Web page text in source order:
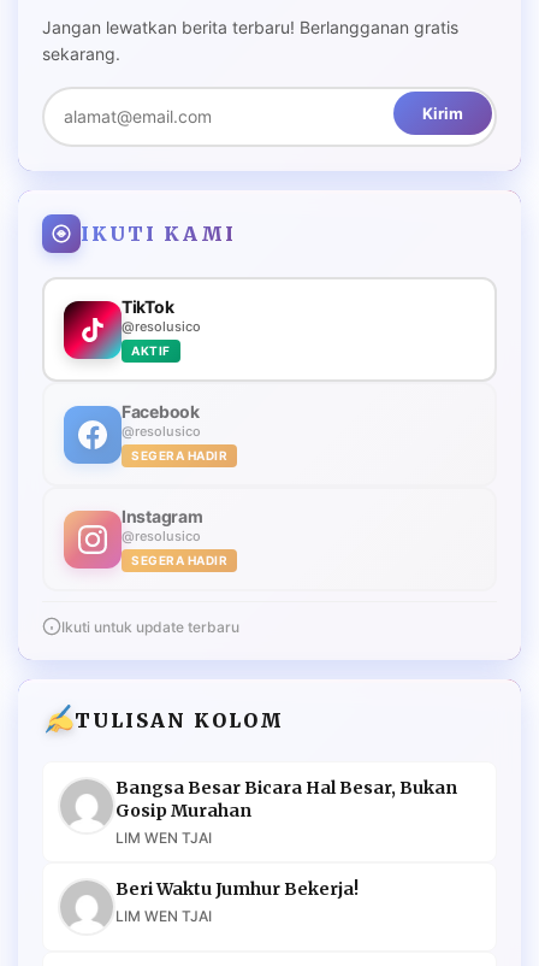
Jangan lewatkan berita terbaru! Berlangganan gratis
sekarang.
Kirim
IKUTI KAMI
TikTok
@resolusico
AKTIF
Facebook
@resolusico
SEGERA HADIR
Instagram
@resolusico
SEGERA HADIR
Ikuti untuk update terbaru
TULISAN KOLOM
Bangsa Besar Bicara Hal Besar, Bukan
Gosip Murahan
LIM WEN TJAI
Beri Waktu Jumhur Bekerja!
LIM WEN TJAI